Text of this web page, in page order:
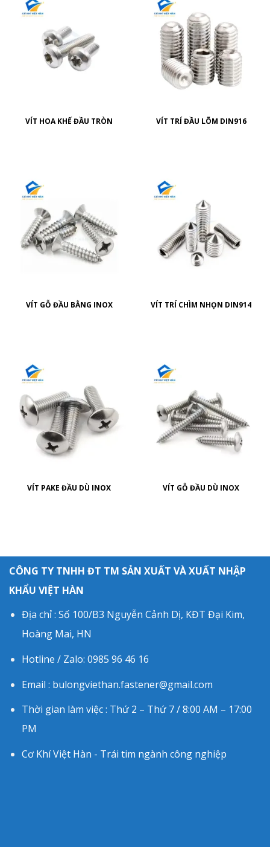
VÍT HOA KHẾ ĐẦU TRÒN VÍT TRÍ ĐẦU LÕM DIN916
VÍT GỖ ĐẦU BẰNG INOX VÍT TRÍ CHÌM NHỌN DIN914
VÍT PAKE ĐẦU DÙ INOX VÍT GỖ ĐẦU DÙ INOX
CÔNG TY TNHH ĐT TM SẢN XUẤT VÀ XUẤT NHẬP
KHẨU VIỆT HÀN
Địa chỉ : Số 100/B3 Nguyễn Cảnh Dị, KĐT Đại Kim,
Hoàng Mai, HN
Hotline / Zalo: 0985 96 46 16
Email : bulongviethan.fastener@gmail.com
Thời gian làm việc : Thứ 2 – Thứ 7 / 8:00 AM – 17:00
PM
Cơ Khí Việt Hàn - Trái tim ngành công nghiệp